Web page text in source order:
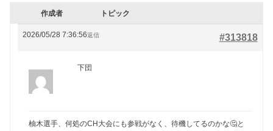
作成者 トピック
2026/05/28 7:36:56 #313818
返信
下団
柚木選手、何処のCH大会にも参戦がなく、待機してるのかな🤔と